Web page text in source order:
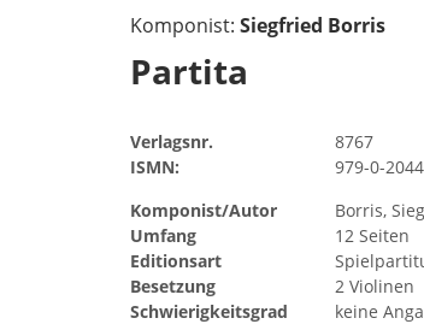
Komponist:Siegfried Borris
Partita
Verlagsnr.
8767
ISMN:
979-0-
Komponist/Autor
Borris,
Umfang
12 Seiten
Editionsart
Besetzung
2 Violinen
Schwierigkeitsgrad
keine